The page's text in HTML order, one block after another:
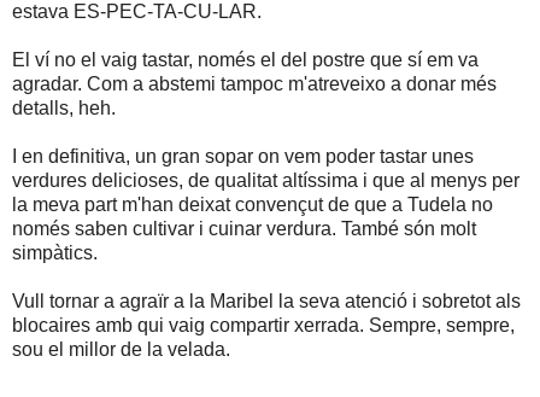
estava ES-PEC-TA-CU-LAR.
El ví no el vaig tastar, només el del postre que sí em va
agradar. Com a abstemi tampoc m'atreveixo a donar més
detalls, heh.
I en definitiva, un gran sopar on vem poder tastar unes
verdures delicioses, de qualitat altíssima i que al menys per
la meva part m'han deixat convençut de que a Tudela no
només saben cultivar i cuinar verdura. També són molt
simpàtics.
Vull tornar a agraïr a la Maribel la seva atenció i sobretot als
blocaires amb qui vaig compartir xerrada. Sempre, sempre,
sou el millor de la velada.